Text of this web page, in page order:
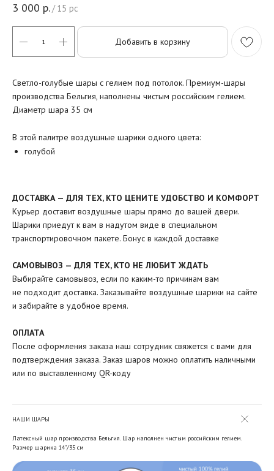
3 000 р./ 15 pc
Добавить в корзину
Светло-голубые шары с гелием под потолок. Премиум-шары
производства Бельгия, наполнены чистым российским гелием.
Диаметр шара 35 см
В этой палитре воздушные шарики одного цвета:
голубой
ДОСТАВКА — ДЛЯ ТЕХ, КТО ЦЕНИТЕ УДОБСТВО И КОМФОРТ
Курьер доставит воздушные шары прямо до вашей двери.
Шарики приедут к вам в надутом виде в специальном
транспортировочном пакете. Бонус в каждой доставке
САМОВЫВОЗ — ДЛЯ ТЕХ, КТО НЕ ЛЮБИТ ЖДАТЬ
Выбирайте самовывоз, если по каким-то причинам вам
не подходит доставка. Заказывайте воздушные шарики на сайте
и забирайте в удобное время.
ОПЛАТА
После оформления заказа наш сотрудник свяжется с вами для
подтверждения заказа. Заказ шаров можно оплатить наличными
или по выставленному QR-коду
НАШИ ШАРЫ
Латексный шар производства Бельгия. Шар наполнен чистым российским гелием.
Размер шарика 14"/35 см